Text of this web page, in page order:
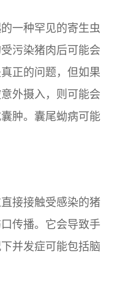
一种罕见的寄生虫
污染猪肉后可能会
正的问题，但如果
外摄入，则可能会
肿。囊尾蚴病可能
接接触受感染的猪
传播。它会导致手
并发症可能包括脑